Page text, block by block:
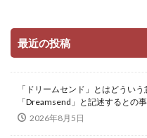
最近の投稿
「ドリームセンド」とはどうい
「Dreamsend」と記述するとの事
2026年8月5日